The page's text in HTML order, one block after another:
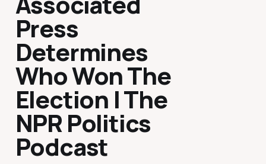
Press
Determines
Who Won The
Election | The
NPR Politics
Podcast